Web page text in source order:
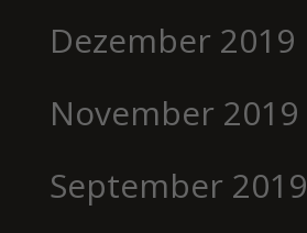
Dezember 2019
November 2019
September 2019